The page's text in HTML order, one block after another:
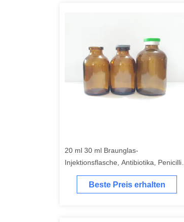
20 ml 30 ml Braunglas-
Injektionsflasche, Antibiotika, Penicillin,
leere Glasfläschchen
Beste Preis erhalten